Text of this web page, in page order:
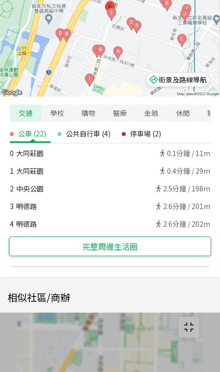
街景及路線導航
交通 學校 購物 醫療 金融 休閒 寵
公車 (22) 公共自行車 (4) 停車場 (2)
0 大同莊園 0.1分鐘 / 11m
1 大同莊園 0.4分鐘 / 29m
2 中央公園 2.5分鐘 / 198m
3 明德路 2.6分鐘 / 201m
4 明德路 2.6分鐘 / 202m
完整周邊生活圈
相似社區/商辦